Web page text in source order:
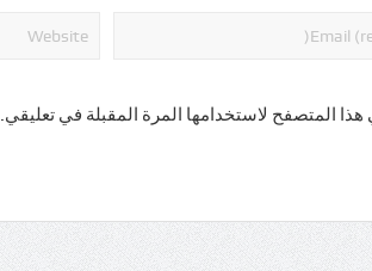
المتصفح لاستخدامها المرة المقبلة في تعليقي.